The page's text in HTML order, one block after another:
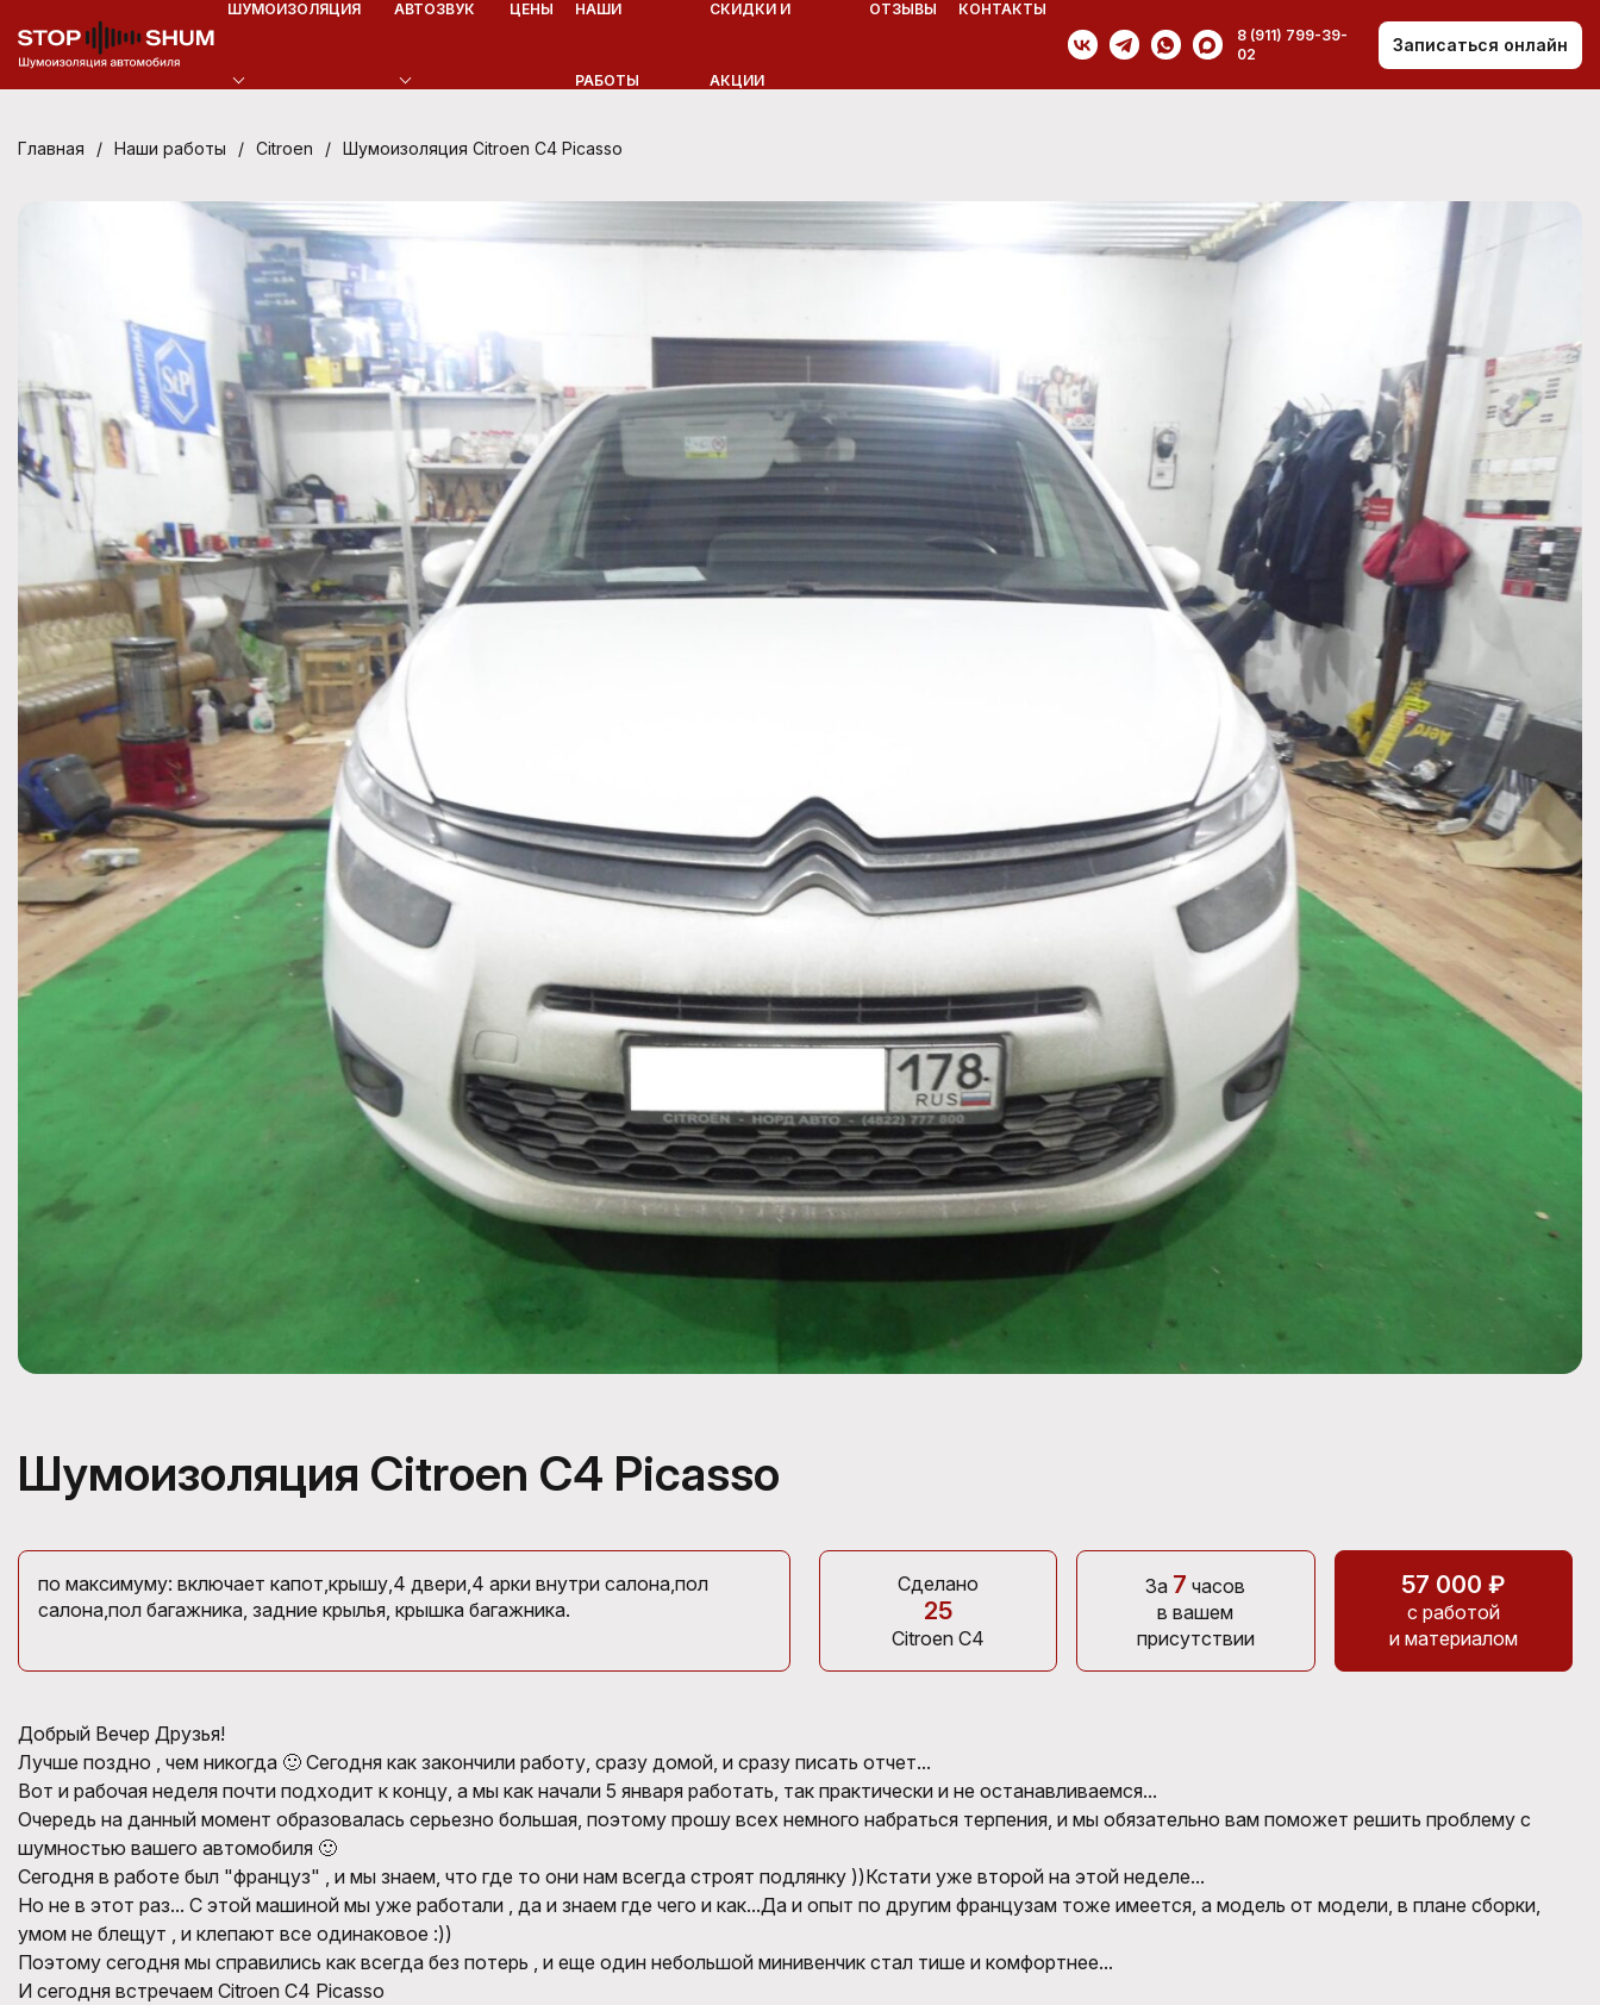
ШУМОИЗОЛЯЦИЯ АВТОЗВУК ЦЕНЫ НАШИ
РАБОТЫ
СКИДКИ И
АКЦИИ
ОТЗЫВЫ
КОНТАКТЫ
8 (911) 799-39-
02
Записаться онлайн
Главная / Наши работы / Citroen / Шумоизоляция Citroen C4 Picasso
Шумоизоляция Citroen C4 Picasso
по максимуму: включает капот,крышу,4 двери,4 арки внутри салона,пол
салона,пол багажника, задние крылья, крышка багажника.
Сделано
25
Citroen C4
За 7 часов
в вашем
присутствии
57 000 ₽
с работой
и материалом
Добрый Вечер Друзья!
Лучше поздно , чем никогда 🙂 Сегодня как закончили работу, сразу домой, и сразу писать отчет...
Вот и рабочая неделя почти подходит к концу, а мы как начали 5 января работать, так практически и не останавливаемся...
Очередь на данный момент образовалась серьезно большая, поэтому прошу всех немного набраться терпения, и мы обязательно вам поможет решить проблему с
шумностью вашего автомобиля 🙂
Сегодня в работе был "француз" , и мы знаем, что где то они нам всегда строят подлянку ))Кстати уже второй на этой неделе...
Но не в этот раз... С этой машиной мы уже работали , да и знаем где чего и как...Да и опыт по другим французам тоже имеется, а модель от модели, в плане сборки,
умом не блещут , и клепают все одинаковое :))
Поэтому сегодня мы справились как всегда без потерь , и еще один небольшой минивенчик стал тише и комфортнее...
И сегодня встречаем Citroen C4 Picasso